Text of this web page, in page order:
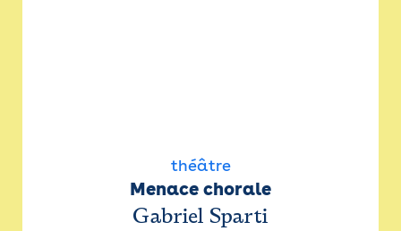
théâtre
Menace chorale
Gabriel Sparti